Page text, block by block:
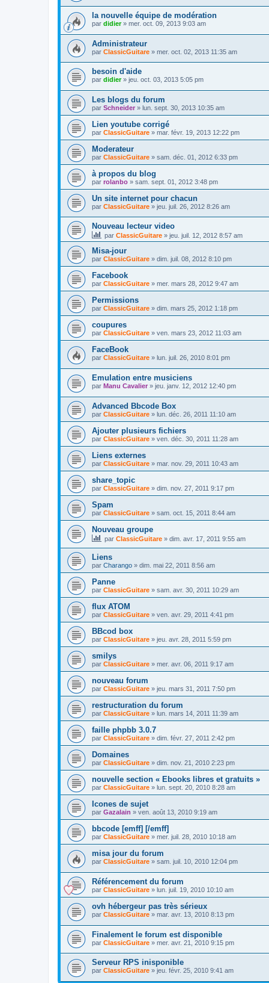
la nouvelle équipe de modération
par didier» mer. oct. 09, 2013 9:03 am
Administrateur
par ClassicGuitare » mer. oct. 02, 2013 11:35 am
besoin d'aide
par didier» jeu. oct. 03, 2013 5:05 pm
Les blogs du forum
par Schneider » lun. sept. 30, 2013 10:35 am
Lien youtube corrigé
par ClassicGuitare » mar. févr. 19, 2013 12:22 pm
Moderateur
par ClassicGuitare » sam. déc. 01, 2012 6:33 pm
à propos du blog
par rolanbo » sam. sept. 01, 2012 3:48 pm
Un site internet pour chacun
par ClassicGuitare » jeu. juil. 26, 2012 8:26 am
Nouveau lecteur video
par ClassicGuitare » jeu. juil. 12, 2012 8:57 am
Misa-jour
par ClassicGuitare » dim. juil. 08, 2012 8:10 pm
Facebook
par ClassicGuitare » mer. mars 28, 2012 9:47 am
Permissions
par ClassicGuitare » dim. mars 25, 2012 1:18 pm
coupures
par ClassicGuitare » ven. mars 23, 2012 11:03 am
FaceBook
par ClassicGuitare » lun. juil. 26, 2010 8:01 pm
Emulation entre musiciens
par Manu Cavalier » jeu. janv. 12, 2012 12:40 pm
Advanced Bbcode Box
par ClassicGuitare » lun. déc. 26, 2011 11:10 am
Ajouter plusieurs fichiers
par ClassicGuitare » ven. déc. 30, 2011 11:28 am
Liens externes
par ClassicGuitare » mar. nov. 29, 2011 10:43 am
share_topic
par ClassicGuitare » dim. nov. 27, 2011 9:17 pm
Spam
par ClassicGuitare » sam. oct. 15, 2011 8:44 am
Nouveau groupe
par ClassicGuitare » dim. avr. 17, 2011 9:55 am
Liens
par Charango » dim. mai 22, 2011 8:56 am
Panne
par ClassicGuitare » sam. avr. 30, 2011 10:29 am
flux ATOM
par ClassicGuitare » ven. avr. 29, 2011 4:41 pm
BBcod box
par ClassicGuitare » jeu. avr. 28, 2011 5:59 pm
smilys
par ClassicGuitare » mer. avr. 06, 2011 9:17 am
nouveau forum
par ClassicGuitare » jeu. mars 31, 2011 7:50 pm
restructuration du forum
par ClassicGuitare » lun. mars 14, 2011 11:39 am
faille phpbb 3.0.7
par ClassicGuitare » dim. févr. 27, 2011 2:42 pm
Domaines
par ClassicGuitare » dim. nov. 21, 2010 2:23 pm
nouvelle section « Ebooks libres et gratuits »
par ClassicGuitare » lun. sept. 20, 2010 8:28 am
Icones de sujet
par Gazalain » ven. août 13, 2010 9:19 am
bbcode [emff] [/emff]
par ClassicGuitare » mer. juil. 28, 2010 10:18 am
misa jour du forum
par ClassicGuitare » sam. juil. 10, 2010 12:04 pm
Référencement du forum
par ClassicGuitare » lun. juil. 19, 2010 10:10 am
ovh hébergeur pas très sérieux
par ClassicGuitare » mar. avr. 13, 2010 8:13 pm
Finalement le forum est disponible
par ClassicGuitare » mer. avr. 21, 2010 9:15 pm
Serveur RPS inisponible
par ClassicGuitare » jeu. févr. 25, 2010 9:41 am